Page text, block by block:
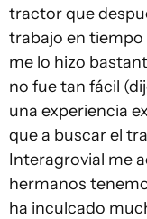
tractor que
trabajo en tiempo
me lo hizo
no fue tan fácil
una experiencia
que a buscar el
Interagrovial me
hermanos
ha inculcado